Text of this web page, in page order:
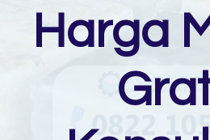
Harga